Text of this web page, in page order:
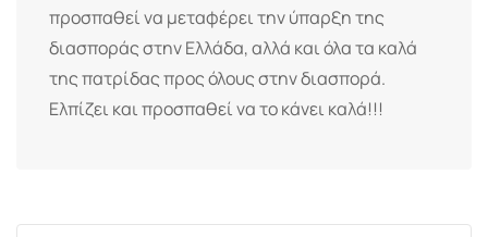
προσπαθεί να μεταφέρει την ύπαρξη της
διασποράς στην Ελλάδα, αλλά και όλα τα καλά
της πατρίδας προς όλους στην διασπορά.
Ελπίζει και προσπαθεί να το κάνει καλά!!!